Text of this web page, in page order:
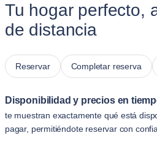
Tu hogar perfecto,
de distancia
Reservar Completar reserva
Disponibilidad y precios en
te muestran exactamente qué está
pagar, permitiéndote reservar con